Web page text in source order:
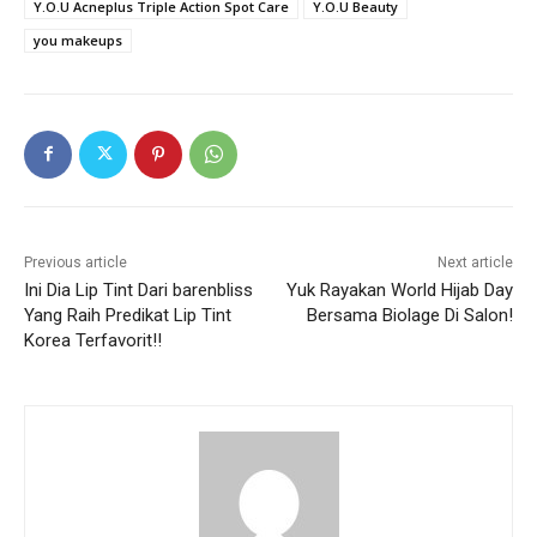
Y.O.U Acneplus Triple Action Spot Care
Y.O.U Beauty
you makeups
Previous article
Ini Dia Lip Tint Dari barenbliss
Yang Raih Predikat Lip Tint
Korea Terfavorit!!
Next article
Yuk Rayakan World Hijab Day
Bersama Biolage Di Salon!